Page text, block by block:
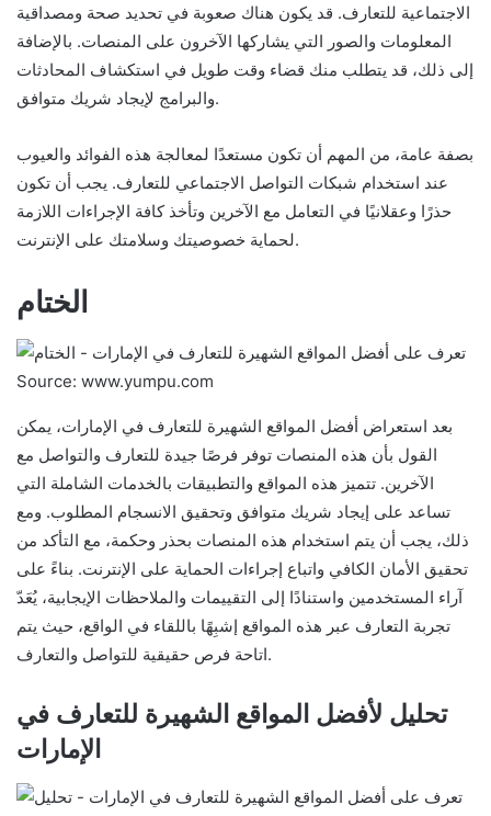
الاجتماعية للتعارف. قد يكون هناك صعوبة في تحديد صحة ومصداقية
المعلومات والصور التي يشاركها الآخرون على المنصات. بالإضافة
إلى ذلك، قد يتطلب منك قضاء وقت طويل في استكشاف المحادثات
والبرامج لإيجاد شريك متوافق.
بصفة عامة، من المهم أن تكون مستعدًا لمعالجة هذه الفوائد والعيوب
عند استخدام شبكات التواصل الاجتماعي للتعارف. يجب أن تكون
حذرًا وعقلانيًا في التعامل مع الآخرين وتأخذ كافة الإجراءات اللازمة
لحماية خصوصيتك وسلامتك على الإنترنت.
الختام
Source: www.yumpu.com
بعد استعراض أفضل المواقع الشهيرة للتعارف في الإمارات، يمكن
القول بأن هذه المنصات توفر فرصًا جيدة للتعارف والتواصل مع
الآخرين. تتميز هذه المواقع والتطبيقات بالخدمات الشاملة التي
تساعد على إيجاد شريك متوافق وتحقيق الانسجام المطلوب. ومع
ذلك، يجب أن يتم استخدام هذه المنصات بحذر وحكمة، مع التأكد من
تحقيق الأمان الكافي واتباع إجراءات الحماية على الإنترنت. بناءً على
آراء المستخدمين واستنادًا إلى التقييمات والملاحظات الإيجابية، يُعَدّ
تجربة التعارف عبر هذه المواقع إشبِهًا باللقاء في الواقع، حيث يتم
اتاحة فرص حقيقية للتواصل والتعارف.
تحليل لأفضل المواقع الشهيرة للتعارف في
الإمارات